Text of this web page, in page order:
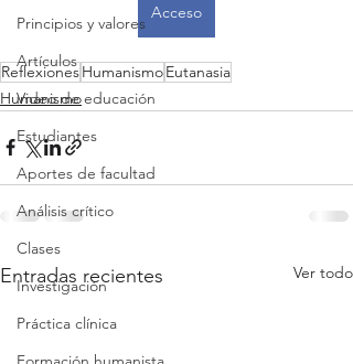
Principios y valores
Artículos
Video de educación
Estudiantes
Aportes de facultad
Análisis crítico
Clases
Investigación
Práctica clínica
Acceso
ReflexionesHumanismoEutanasia
Humanismo
Entradas recientes Ver todo